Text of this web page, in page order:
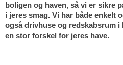
boligen og haven, så vi er sikre
i jeres smag. Vi har både enkelt
også drivhuse og redskabsrum
en stor forskel for jeres have.